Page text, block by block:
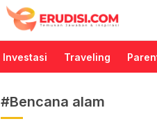
Erudisi
Temukan Jawaban dan Inspirasi
Investasi Traveling
#Bencana alam